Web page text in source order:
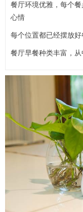
餐厅环境优雅，每个
心情
每个位置都已经摆放
餐厅早餐种类丰富，